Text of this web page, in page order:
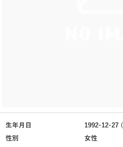
生年月日
1992-12-27
性別
女性